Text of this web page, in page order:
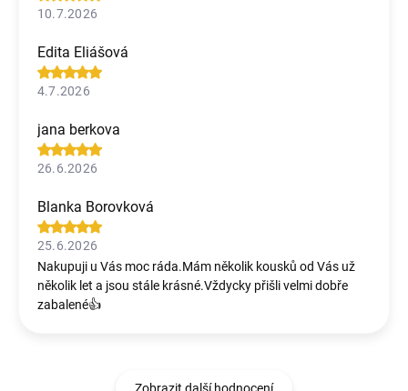
10.7.2026
Edita Eliášová
4.7.2026
jana berkova
26.6.2026
Blanka Borovková
25.6.2026
Nakupuji u Vás moc ráda.Mám několik kousků od Vás už
několik let a jsou stále krásné.Vždycky přišli velmi dobře
zabalené👍